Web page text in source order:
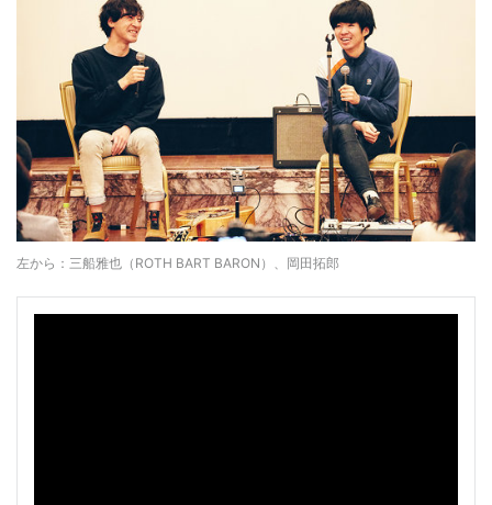
左から：三船雅也（ROTH BART BARON）、岡田拓郎